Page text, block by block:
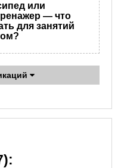
или
— что
для занятий